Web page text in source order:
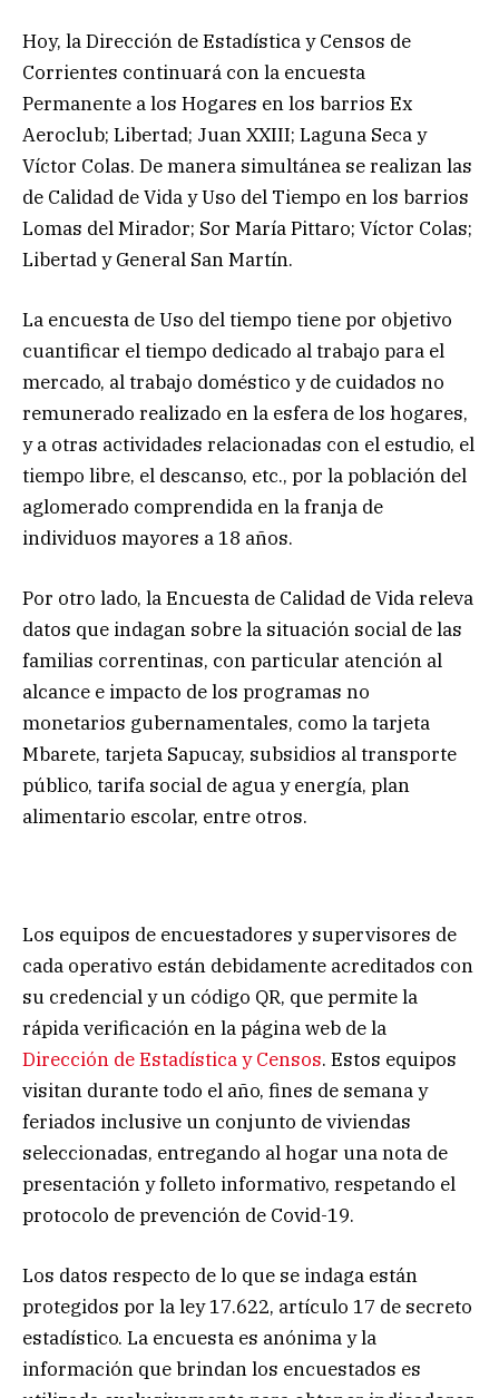
Hoy, la Dirección de Estadística y Censos de
Corrientes continuará con la encuesta
Permanente a los Hogares en los barrios Ex
Aeroclub; Libertad; Juan XXIII; Laguna Seca y
Víctor Colas. De manera simultánea se realizan las
de Calidad de Vida y Uso del Tiempo en los barrios
Lomas del Mirador; Sor María Pittaro; Víctor Colas;
Libertad y General San Martín.
La encuesta de Uso del tiempo tiene por objetivo
cuantificar el tiempo dedicado al trabajo para el
mercado, al trabajo doméstico y de cuidados no
remunerado realizado en la esfera de los hogares,
y a otras actividades relacionadas con el estudio, el
tiempo libre, el descanso, etc., por la población del
aglomerado comprendida en la franja de
individuos mayores a 18 años.
Por otro lado, la Encuesta de Calidad de Vida releva
datos que indagan sobre la situación social de las
familias correntinas, con particular atención al
alcance e impacto de los programas no
monetarios gubernamentales, como la tarjeta
Mbarete, tarjeta Sapucay, subsidios al transporte
público, tarifa social de agua y energía, plan
alimentario escolar, entre otros.
Los equipos de encuestadores y supervisores de
cada operativo están debidamente acreditados con
su credencial y un código QR, que permite la
rápida verificación en la página web de la
Dirección de Estadística y Censos. Estos equipos
visitan durante todo el año, fines de semana y
feriados inclusive un conjunto de viviendas
seleccionadas, entregando al hogar una nota de
presentación y folleto informativo, respetando el
protocolo de prevención de Covid-19.
Los datos respecto de lo que se indaga están
protegidos por la ley 17.622, artículo 17 de secreto
estadístico. La encuesta es anónima y la
información que brindan los encuestados es